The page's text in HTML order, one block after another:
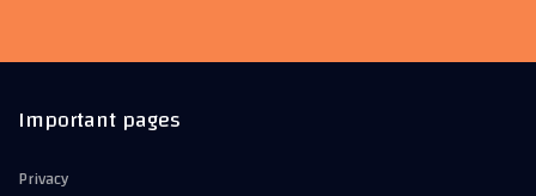
Important pages
Privacy